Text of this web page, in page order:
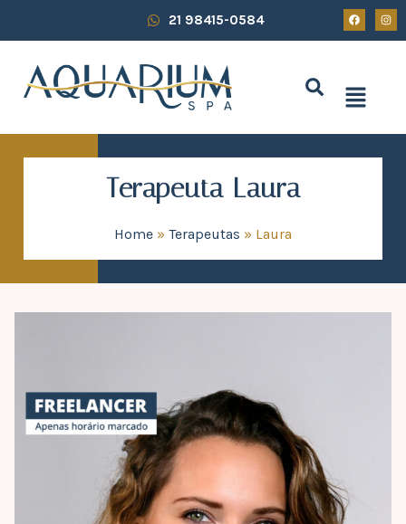
21 98415-0584
Terapeuta Laura
Home » Terapeutas » Laura